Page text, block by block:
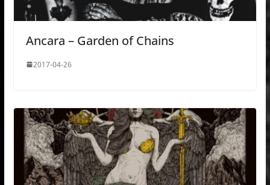
Ancara – Garden of Chains
2017-04-26